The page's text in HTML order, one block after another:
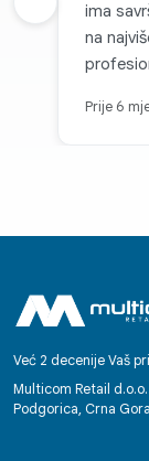
ima
na
Prije 6
Prethodna
Već 2 decenije Vaš
Multicom Retail
Podgorica, Crna